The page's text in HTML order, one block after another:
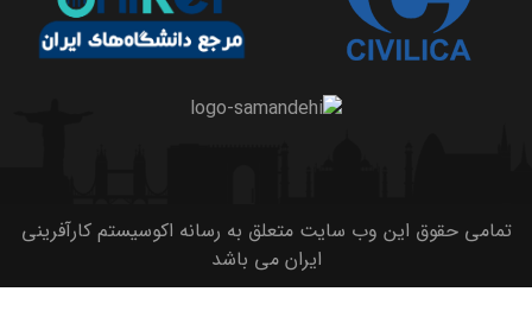
تمامی حقوق این وب سایت متعلق به رسانه اکوسیستم کارآفرینی
ایران می باشد